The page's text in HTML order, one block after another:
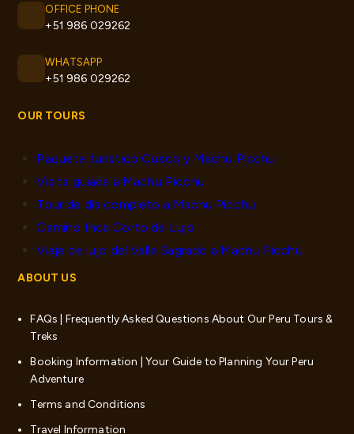
OFFICE PHONE
+51 986 029262
WHATSAPP
+51 986 029262
OUR TOURS
Paquete turístico Cusco y Machu Picchu
Visita guiada a Machu Picchu
Tour de día completo a Machu Picchu
Camino Inca Corto de Lujo
Viaje de lujo del Valle Sagrado a Machu Picchu
ABOUT US
FAQs | Frequently Asked Questions About Our Peru Tours &
Treks
Booking Information | Your Guide to Planning Your Peru
Adventure
Terms and Conditions
Travel Information